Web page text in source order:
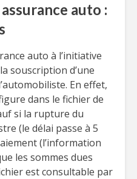
auto :
auto à l’initiative
souscription d’une
En effet,
dans le fichier de
si la rupture du
(le délai passe à 5
(l’information
les sommes dues
est consultable par